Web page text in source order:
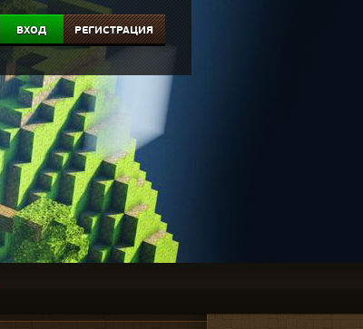
ВХОД РЕГИСТРАЦИЯ